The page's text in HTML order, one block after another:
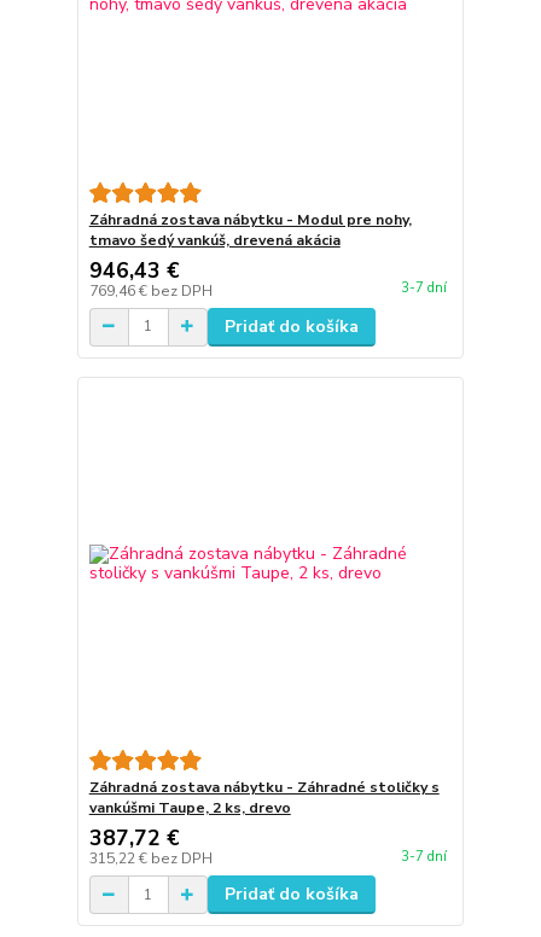
Záhradná zostava nábytku - Modul pre nohy,
tmavo šedý vankúš, drevená akácia
946,43 €
769,46 € bez DPH 3-7 dní
Pridať do košíka
Záhradná zostava nábytku - Záhradné stoličky s
vankúšmi Taupe, 2 ks, drevo
387,72 €
315,22 € bez DPH 3-7 dní
Pridať do košíka